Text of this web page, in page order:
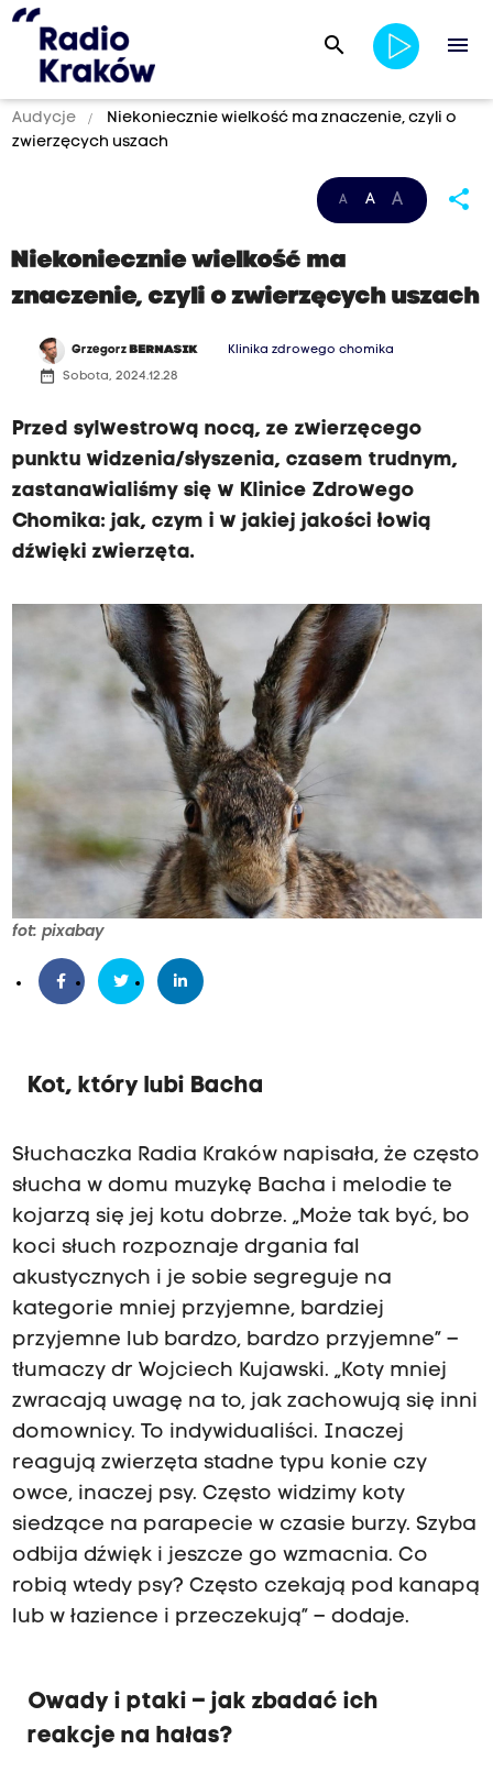
search menu
Audycje
Niekoniecznie wielkość ma znaczenie, czyli o
zwierzęcych uszach
A A A share
Niekoniecznie wielkość ma
znaczenie, czyli o zwierzęcych uszach
Grzegorz BERNASIK Klinika zdrowego chomika
date_range Sobota, 2024.12.28
Przed sylwestrową nocą, ze zwierzęcego
punktu widzenia/słyszenia, czasem trudnym,
zastanawialiśmy się w Klinice Zdrowego
Chomika: jak, czym i w jakiej jakości łowią
dźwięki zwierzęta.
fot: pixabay
Kot, który lubi Bacha
Słuchaczka Radia Kraków napisała, że często
słucha w domu muzykę Bacha i melodie te
kojarzą się jej kotu dobrze. „Może tak być, bo
koci słuch rozpoznaje drgania fal
akustycznych i je sobie segreguje na
kategorie mniej przyjemne, bardziej
przyjemne lub bardzo, bardzo przyjemne” –
tłumaczy dr Wojciech Kujawski. „Koty mniej
zwracają uwagę na to, jak zachowują się inni
domownicy. To indywidualiści. Inaczej
reagują zwierzęta stadne typu konie czy
owce, inaczej psy. Często widzimy koty
siedzące na parapecie w czasie burzy. Szyba
odbija dźwięk i jeszcze go wzmacnia. Co
robią wtedy psy? Często czekają pod kanapą
lub w łazience i przeczekują” – dodaje.
Owady i ptaki – jak zbadać ich
reakcje na hałas?